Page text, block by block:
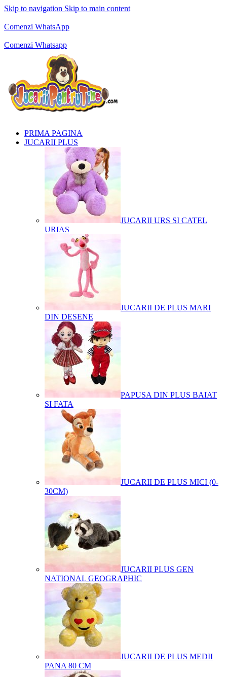
Skip to navigation Skip to main content
Comenzi WhatsApp
Comenzi Whatsapp
PRIMA PAGINA
JUCARII PLUS
JUCARII URS SI CATEL
URIAS
JUCARII DE PLUS MARI
DIN DESENE
PAPUSA DIN PLUS BAIAT
SI FATA
JUCARII DE PLUS MICI (0-
30CM)
JUCARII PLUS GEN
NATIONAL GEOGRAPHIC
JUCARII DE PLUS MEDII
PANA 80 CM